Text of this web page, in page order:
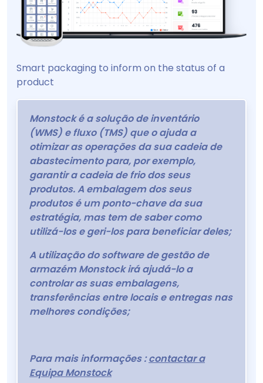
Smart packaging to inform on the status of a
product
Monstock é a solução de inventário
(WMS) e fluxo (TMS) que o ajuda a
otimizar as operações da sua cadeia de
abastecimento para, por exemplo,
garantir a cadeia de frio dos seus
produtos. A embalagem dos seus
produtos é um ponto-chave da sua
estratégia, mas tem de saber como
utilizá-los e geri-los para beneficiar deles;
A utilização do software de gestão de
armazém Monstock irá ajudá-lo a
controlar as suas embalagens,
transferências entre locais e entregas nas
melhores condições;
Para mais informações :contactar a
Equipa Monstock